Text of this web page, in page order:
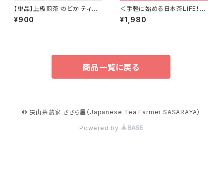
【単品】上級煎茶 のどか ティー
バッグ(10個パック)／手土産に
もぴったり！簡単手軽に本格狭
¥900
＜手軽に始める日本茶LIFE！＞
お茶っぱTB定期便（定期30個
版）
¥1,980
商品一覧に戻る
© 狭山茶農家 ささら屋（Japanese Tea Farmer SASARAYA）
Powered by